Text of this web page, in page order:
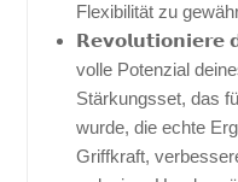
Flexibilität zu
𝗥𝗲𝘃𝗼𝗹𝘂𝘁𝗶𝗼𝗻𝗶𝗲𝗿𝗲
volle Potenzial
Stärkungsset, das
wurde, die echte
Griffkraft,